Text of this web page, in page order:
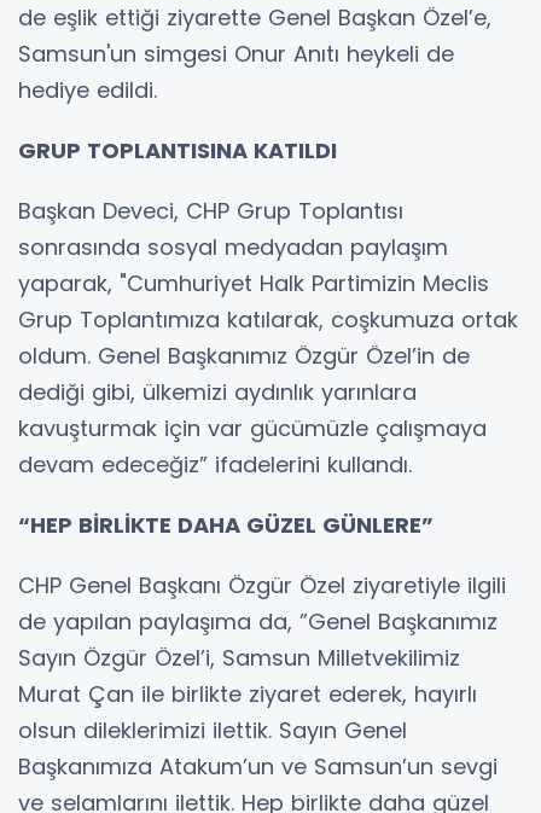
de eşlik ettiği ziyarette Genel Başkan Özel’e,
Samsun'un simgesi Onur Anıtı heykeli de
hediye edildi.
GRUP TOPLANTISINA KATILDI
Başkan Deveci, CHP Grup Toplantısı
sonrasında sosyal medyadan paylaşım
yaparak, "Cumhuriyet Halk Partimizin Meclis
Grup Toplantımıza katılarak, coşkumuza ortak
oldum. Genel Başkanımız Özgür Özel’in de
dediği gibi, ülkemizi aydınlık yarınlara
kavuşturmak için var gücümüzle çalışmaya
devam edeceğiz” ifadelerini kullandı.
“HEP BİRLİKTE DAHA GÜZEL GÜNLERE”
CHP Genel Başkanı Özgür Özel ziyaretiyle ilgili
de yapılan paylaşıma da, ”Genel Başkanımız
Sayın Özgür Özel’i, Samsun Milletvekilimiz
Murat Çan ile birlikte ziyaret ederek, hayırlı
olsun dileklerimizi ilettik. Sayın Genel
Başkanımıza Atakum’un ve Samsun’un sevgi
ve selamlarını ilettik. Hep birlikte daha güzel